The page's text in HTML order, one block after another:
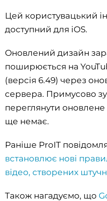
Цей користувацький
доступний для iOS.
Оновлений дизайн
поширюється на
(версія 6.49) через
сервера. Примусово
переглянути
ще немає.
Раніше ProIT
встановлює нові
відео, створених
Також нагадуємо, що